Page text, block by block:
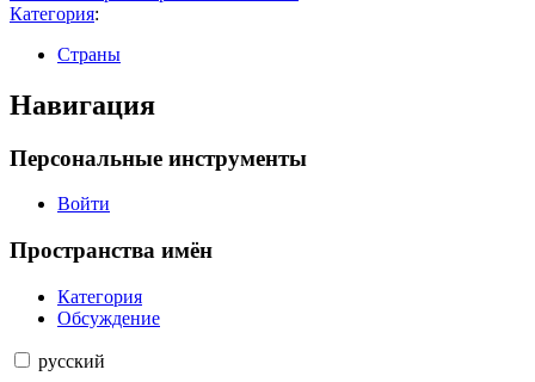
Категория:
Страны
Навигация
Персональные инструменты
Войти
Пространства имён
Категория
Обсуждение
русский